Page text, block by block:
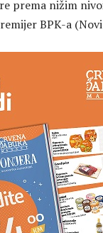
prema nižim
BPK-a